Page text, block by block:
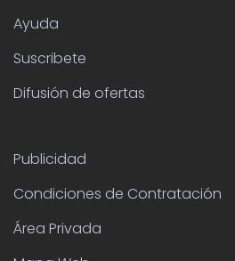
Ayuda
Suscribete
Difusión de ofertas
Publicidad
Condiciones de Contratación
Área Privada